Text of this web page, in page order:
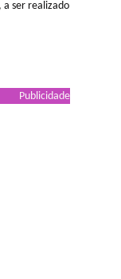
, a ser realizado
Publicidade